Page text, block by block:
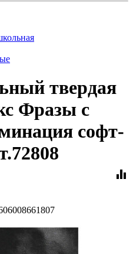
твердая
Фразы с
софт-
equalizer